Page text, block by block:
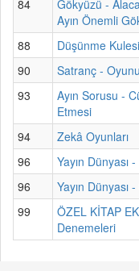
84
Gökyüzü -
Ayın Önemli
88
Düşünme
90
Satranç -
93
Ayın Sorusu -
Etmesi
94
Zekâ Oyunları
96
Yayın Dünyası
96
Yayın Dünyası
99
ÖZEL KİTAP
Denemeleri